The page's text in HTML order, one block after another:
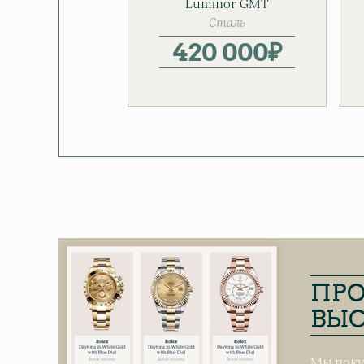
Мужские часы
Luminor GMT
Automatic
Сталь
420 000₽